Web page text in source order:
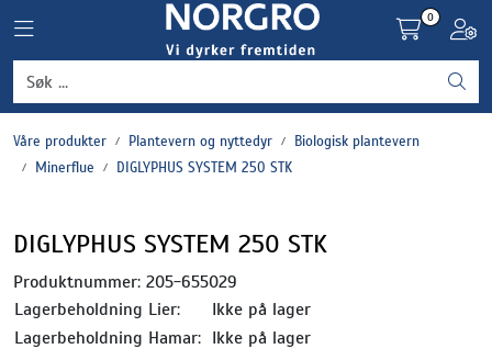
Toggle navigation
0
Våre produkter Plantevern og nyttedyr
Biologisk plantevern
Minerflue
DIGLYPHUS SYSTEM 250 STK
DIGLYPHUS SYSTEM 250 STK
Produktnummer: 205-655029
Lagerbeholdning Lier:
Ikke på lager
Lagerbeholdning Hamar: Ikke på lager
Grønnsaker
Settepotet og setteløk
Plantevern og nyttedyr
Blomster, potter og brett